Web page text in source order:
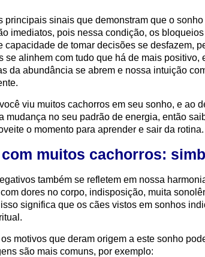
principais sinais que demonstram que o
imediatos, pois nessa condição, os
capacidade de tomar decisões se desfazem,
se alinhem com tudo que há de mais positivo,
da abundância se abrem e nossa intuição
viu muitos cachorros em seu sonho, e ao
mudança no seu padrão de energia, então
o momento para aprender e sair da rotina.
muitos cachorros:
também se refletem em nossa
dores no corpo, indisposição, muita
significa que os cães vistos em sonhos
motivos que deram origem a este sonho
são mais comuns, por exemplo: